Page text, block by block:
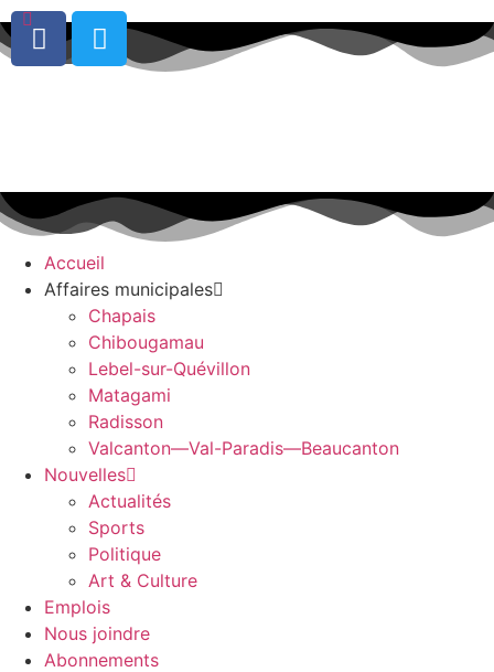
0
Accueil
Affaires municipales
Chapais
Chibougamau
Lebel-sur-Quévillon
Matagami
Radisson
Valcanton—Val-Paradis—Beaucanton
Nouvelles
Actualités
Sports
Politique
Art & Culture
Emplois
Nous joindre
Abonnements